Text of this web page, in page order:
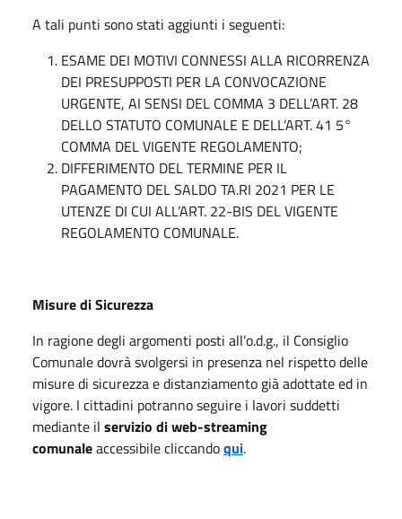
A tali punti sono stati aggiunti i seguenti:
ESAME DEI MOTIVI CONNESSI ALLA RICORRENZA
DEI PRESUPPOSTI PER LA CONVOCAZIONE
URGENTE, AI SENSI DEL COMMA 3 DELL’ART. 28
DELLO STATUTO COMUNALE E DELL’ART. 41 5°
COMMA DEL VIGENTE REGOLAMENTO;
DIFFERIMENTO DEL TERMINE PER IL
PAGAMENTO DEL SALDO TA.RI 2021 PER LE
UTENZE DI CUI ALL’ART. 22-BIS DEL VIGENTE
REGOLAMENTO COMUNALE.
Misure di Sicurezza
In ragione degli argomenti posti all’o.d.g., il Consiglio
Comunale dovrà svolgersi in presenza nel rispetto delle
misure di sicurezza e distanziamento già adottate ed in
vigore. I cittadini potranno seguire i lavori suddetti
mediante il servizio di web-streaming
comunaleaccessibile cliccandoqui.